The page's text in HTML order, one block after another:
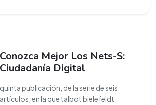
Conozca Mejor Los Nets-S:
Ciudadanía Digital
quinta publicación, de la serie de seis
artículos, en la que talbot bielefeldt